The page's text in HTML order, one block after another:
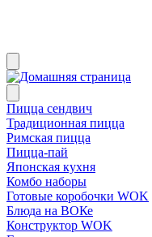
Пицца сендвич
Традиционная пицца
Римская пицца
Пицца-пай
Японская кухня
Комбо наборы
Готовые коробочки WOK
Блюда на ВОКе
Конструктор WOK